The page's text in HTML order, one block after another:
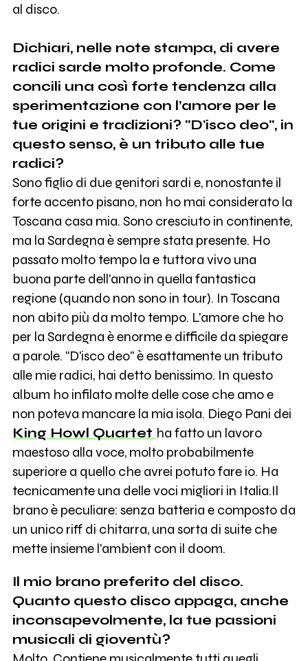
al disco.
Dichiari, nelle note stampa, di avere
radici sarde molto profonde. Come
concili una così forte tendenza alla
sperimentazione con l’amore per le
tue origini e tradizioni? "D'isco deo", in
questo senso, è un tributo alle tue
radici?
Sono figlio di due genitori sardi e, nonostante il
forte accento pisano, non ho mai considerato la
Toscana casa mia. Sono cresciuto in continente,
ma la Sardegna è sempre stata presente. Ho
passato molto tempo la e tuttora vivo una
buona parte dell'anno in quella fantastica
regione (quando non sono in tour). In Toscana
non abito più da molto tempo. L'amore che ho
per la Sardegna è enorme e difficile da spiegare
a parole. "D'isco deo" è esattamente un tributo
alle mie radici, hai detto benissimo. In questo
album ho infilato molte delle cose che amo e
non poteva mancare la mia isola. Diego Pani dei
King Howl Quartet ha fatto un lavoro
maestoso alla voce, molto probabilmente
superiore a quello che avrei potuto fare io. Ha
tecnicamente una delle voci migliori in Italia.Il
brano è peculiare: senza batteria e composto da
un unico riff di chitarra, una sorta di suite che
mette insieme l'ambient con il doom.
Il mio brano preferito del disco.
Quanto questo disco appaga, anche
inconsapevolmente, la tue passioni
musicali di gioventù?